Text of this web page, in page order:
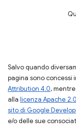
Salvo quando
pagina sono concessi
Attribution 4.0,
alla licenza Apache 2.0
sito di Google
e/o delle sue